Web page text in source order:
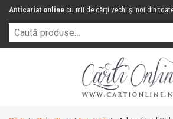
Anticariat online cu mii de cărți vechi și noi din